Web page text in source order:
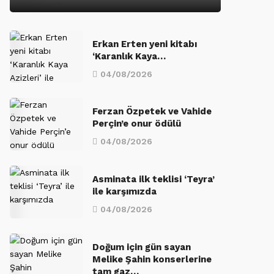
Erkan Erten yeni kitabı
‘Karanlık Kaya…
04/08/2026
Ferzan Özpetek ve Vahide
Perçin’e onur ödülü
04/08/2026
Asminata ilk teklisi ‘Teyra’
ile karşımızda
04/08/2026
Doğum için gün sayan
Melike Şahin konserlerine
tam gaz…